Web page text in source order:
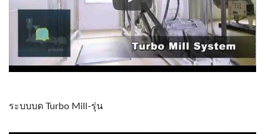
ระบบบดข้าวโอ๊ตและธัญพืช
ระบบบด Turbo Mill-รุ่น